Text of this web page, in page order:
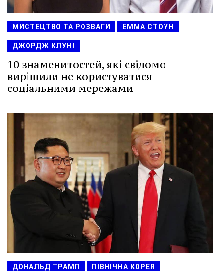
МИСТЕЦТВО ТА РОЗВАГИ ЕММА СТОУН
ДЖОРДЖ КЛУНІ
10 знаменитостей, які свідомо
вирішили не користуватися
соціальними мережами
ДОНАЛЬД ТРАМП ПІВНІЧНА КОРЕЯ